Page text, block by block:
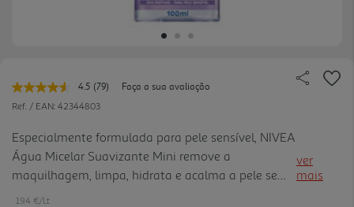
4.5 Leu
79
Link
para
a
mesma
página.
(79)
Faça a sua avaliação
Ref. / EAN: 42344803
Especialmente formulada para pele sensível, NIVEA
Água Micelar Suavizante Mini remove a
maquilhagem, limpa, hidrata e acalma a pele sem
deixar qualquer resíduo. A fórmula calmante com
ver
mais
19.4 €/Lt